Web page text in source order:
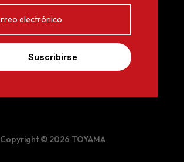
Suscribirse
Copyright © 2026 TOYAMA